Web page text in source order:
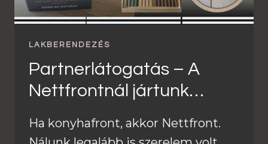
LAKBERENDEZÉS
Partnerlátogatás – A
Nettfrontnál jártunk…
Ha konyhafront, akkor Nettfront.